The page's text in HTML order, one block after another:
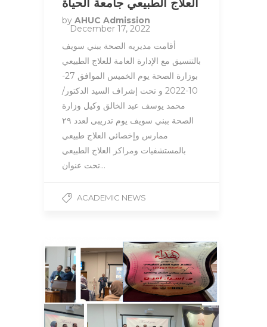
العلاج الطبيعي جامعة الحياة
by AHUC Admission
December 17, 2022
أقامت مديريه الصحة ببني سويف
بالتنسيق مع الإدارة العامة للعلاج الطبيعي
بوزارة الصحة يوم الخميس الموافق 27-
10-2022 و تحت إشراف السيد الدكتور/
محمد يوسف عبد الخالق وكيل وزارة
الصحة ببني سويف يوم تدريبى لعدد ٢٩
ممارس وإخصائي العلاج طبيعي
بالمستشفيات ومراكز العلاج الطبيعي
تحت عنوان…
ACADEMIC NEWS